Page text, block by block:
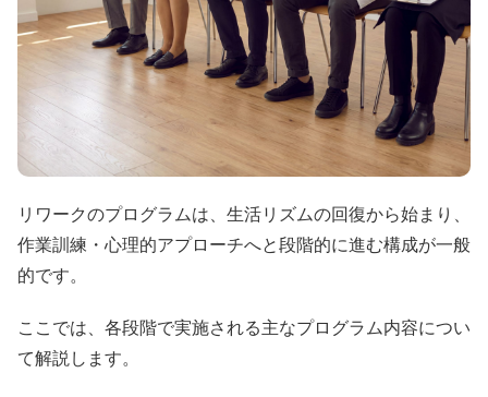
リワークのプログラムは、生活リズムの回復から始まり、
作業訓練・心理的アプローチへと段階的に進む構成が一般
的です。
ここでは、各段階で実施される主なプログラム内容につい
て解説します。